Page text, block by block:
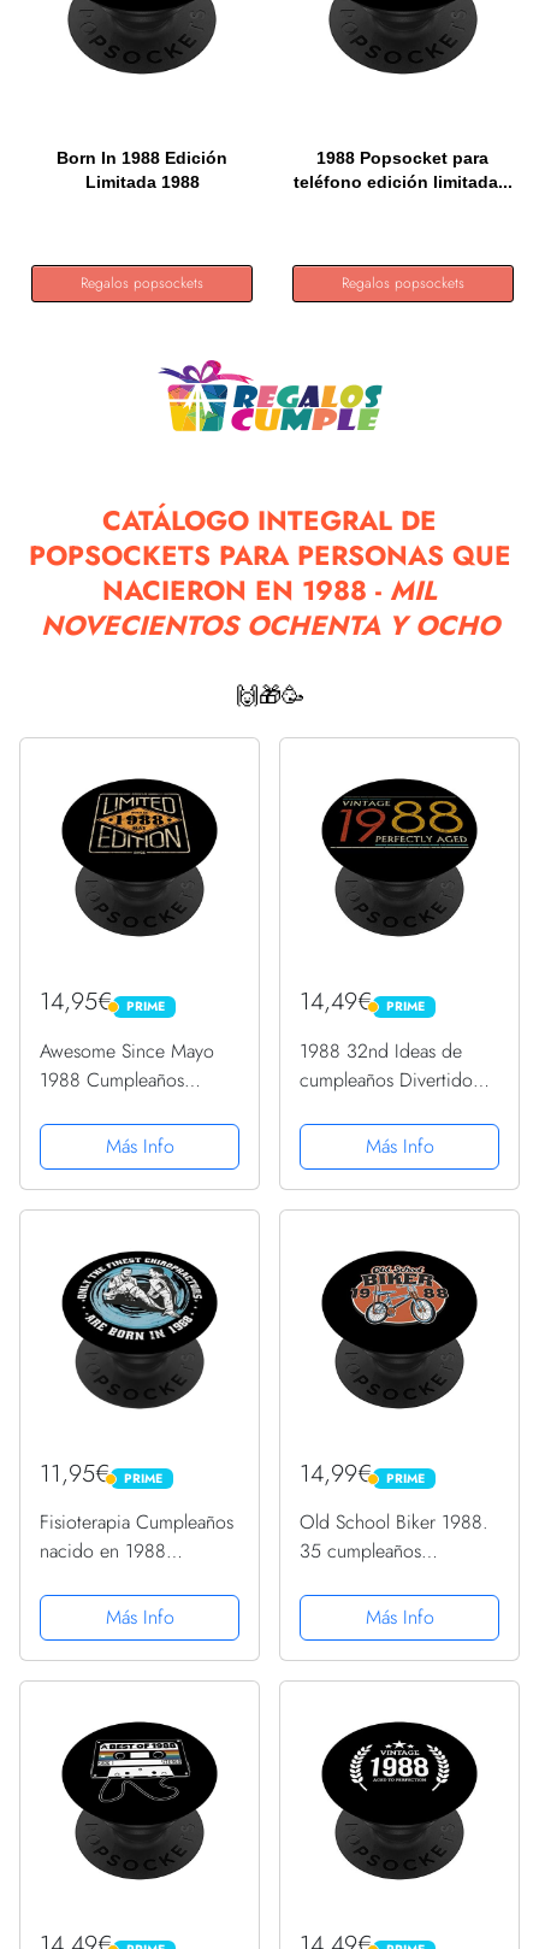
Born In 1988 Edición
Limitada 1988
Regalos popsockets
1988 Popsocket para
teléfono edición limitada...
Regalos popsockets
CATÁLOGO INTEGRAL DE
POPSOCKETS PARA PERSONAS QUE
NACIERON EN 1988 - MIL
NOVECIENTOS OCHENTA Y OCHO
🙌🎁🥳
14,95€ PRIME
PRIME
Awesome Since Mayo
1988 Cumpleaños
PopSockets PopGrip
Intercambiable
Más Info
14,49€ PRIME
PRIME
1988 32nd Ideas de
cumpleaños Divertido
Envejecido Vintage
1988 PopSockets
PopGrip Intercambiable
Más Info
11,95€ PRIME
PRIME
Fisioterapia Cumpleaños
nacido en 1988
PopSockets PopGrip
Intercambiable
Más Info
14,99€ PRIME
PRIME
Old School Biker 1988.
35 cumpleaños
Intercambiable
Más Info